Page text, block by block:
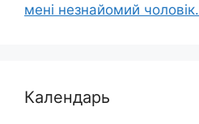
мені незнайомий чоловік.
Календарь